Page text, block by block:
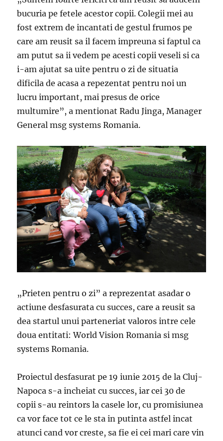
bucuria pe fetele acestor copii. Colegii mei au
fost extrem de incantati de gestul frumos pe
care am reusit sa il facem impreuna si faptul ca
am putut sa ii vedem pe acesti copii veseli si ca
i-am ajutat sa uite pentru o zi de situatia
dificila de acasa a repezentat pentru noi un
lucru important, mai presus de orice
multumire”, a mentionat Radu Jinga, Manager
General msg systems Romania.
„Prieten pentru o zi” a reprezentat asadar o
actiune desfasurata cu succes, care a reusit sa
dea startul unui parteneriat valoros intre cele
doua entitati: World Vision Romania si msg
systems Romania.
Proiectul desfasurat pe 19 iunie 2015 de la Cluj-
Napoca s-a incheiat cu succes, iar cei 30 de
copii s-au reintors la casele lor, cu promisiunea
ca vor face tot ce le sta in putinta astfel incat
atunci cand vor creste, sa fie ei cei mari care vin